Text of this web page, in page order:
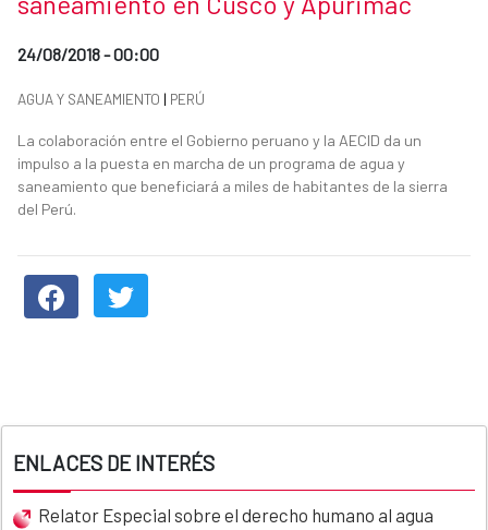
Date of publication of the news item
24/08/2018 - 00:00
News categories
AGUA Y SANEAMIENTO | PERÚ
Summary of the news
La colaboración entre el Gobierno peruano y la AECID da un
impulso a la puesta en marcha de un programa de agua y
saneamiento que beneficiará a miles de habitantes de la sierra
del Perú.
News content
ENLACES DE INTERÉS
Relator Especial sobre el derecho humano al agua